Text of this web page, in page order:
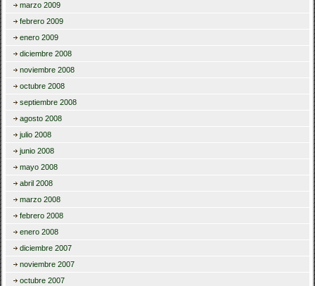
marzo 2009
febrero 2009
enero 2009
diciembre 2008
noviembre 2008
octubre 2008
septiembre 2008
agosto 2008
julio 2008
junio 2008
mayo 2008
abril 2008
marzo 2008
febrero 2008
enero 2008
diciembre 2007
noviembre 2007
octubre 2007